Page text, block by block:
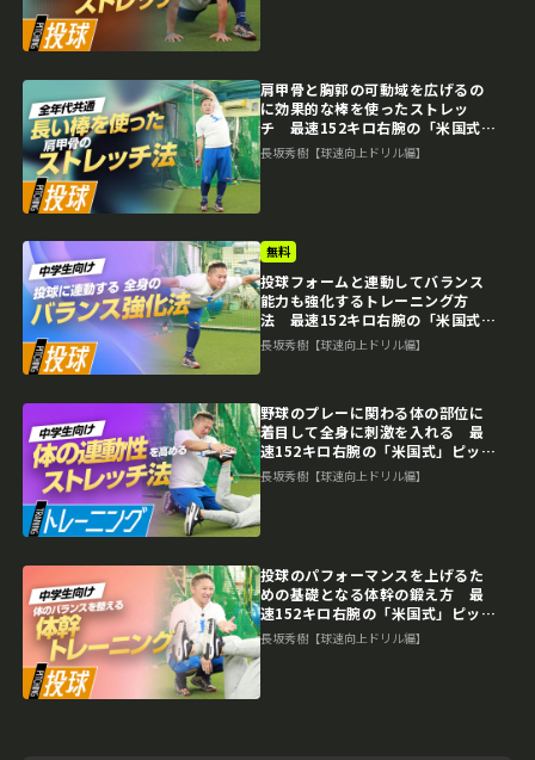
肩甲骨と胸郭の可動域を広げるの
に効果的な棒を使ったストレッ
チ 最速152キロ右腕の「米国式」
ピッチング上達論
長坂秀樹【球速向上ドリル編】
無料
投球フォームと連動してバランス
能力も強化するトレーニング方
法 最速152キロ右腕の「米国式」
ピッチング上達論
長坂秀樹【球速向上ドリル編】
野球のプレーに関わる体の部位に
着目して全身に刺激を入れる 最
速152キロ右腕の「米国式」ピッチ
ング上達論
長坂秀樹【球速向上ドリル編】
投球のパフォーマンスを上げるた
めの基礎となる体幹の鍛え方 最
速152キロ右腕の「米国式」ピッチ
ング上達論
長坂秀樹【球速向上ドリル編】